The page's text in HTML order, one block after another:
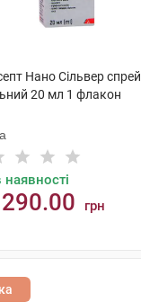
Нано Сільвер спрей
20 мл 1 флакон
наявності
290.00 грн